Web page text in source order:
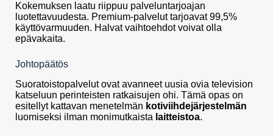
Kokemuksen laatu riippuu palveluntarjoajan
luotettavuudesta. Premium-palvelut tarjoavat 99,5%
käyttövarmuuden. Halvat vaihtoehdot voivat olla
epävakaita.
Johtopäätös
Suoratoistopalvelut ovat avanneet uusia ovia television
katseluun perinteisten ratkaisujen ohi. Tämä opas on
esitellyt kattavan menetelmän kotiviihdejärjestelmän
luomiseksi ilman monimutkaista laitteistoa.